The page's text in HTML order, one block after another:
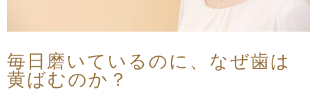
毎日磨いているのに、なぜ歯は
黄ばむのか？